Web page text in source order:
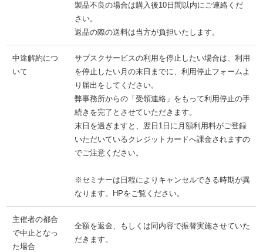
製品不良の場合は購入後10日間以内にご連絡くだ
さい。
返品の際の送料は当方が負担いたします。
中途解約につ
いて
サブスクサービスの利用を停止したい場合は、利用
を停止したい月の末日までに、利用停止フォームよ
り届出をしてください。
弊事務所からの「受領連絡」をもって利用停止の手
続きを完了とさせていただきます。
末日を過ぎますと、翌日1日に月額利用料がご登録
いただいているクレジットカードへ課金されますの
でご注意ください。
※セミナーは日程によりキャンセルできる時期が異
なります。HPをご覧ください。
主催者の都合
で中止となっ
た場合
全額を返金、もしくは同内容で振替実施させていた
だきます。